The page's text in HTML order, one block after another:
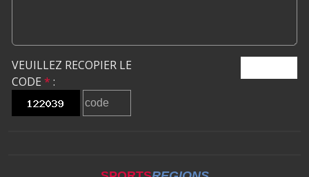
VEUILLEZ RECOPIER LE
CODE * :